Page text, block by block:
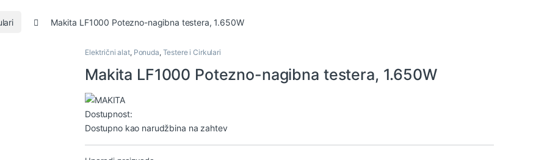
Makita LF1000 Potezno-nagibna testera, 1.650W
Električni alat, Ponuda, Testere i Cirkulari
Makita LF1000 Potezno-nagibna testera, 1.650W
Dostupnost:
Dostupno kao narudžbina na zahtev